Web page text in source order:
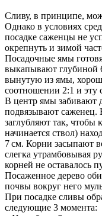
Сливу, в принципе,
Однако в условиях
посадке саженцы не
окрепнуть и зимой
Посадочные ямы
выкапывают глубиной
вынутую из ямы,
соотношении 2:1 и эту
В центр ямы забивают
подвязывают саженец.
заглубляют так, чтобы
начинается ствол)
7 см. Корни засыпают
слегка утрамбовывая
корней не оставалось
Посаженное дерево
почвы вокруг него
При посадке сливы
следующие 3 момента: